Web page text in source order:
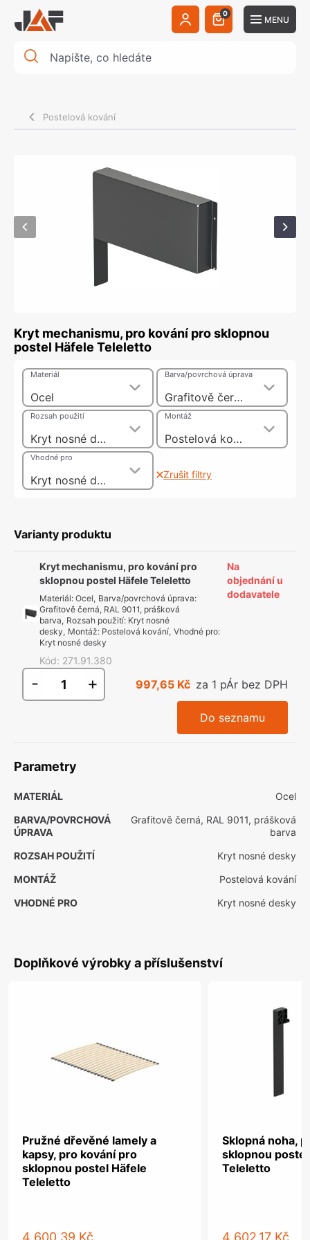
0
MENU
Postelová kování
Kryt mechanismu, pro kování pro sklopnou
postel Häfele Teleletto
Ocel
Materiál
Grafitově černá, RAL 9011, prášková barva
Barva/povrchová úprava
Kryt nosné desky
Rozsah použití
Postelová kování
Montáž
Kryt nosné desky
Vhodné pro
Zrušit filtry
Varianty produktu
Kryt mechanismu, pro kování pro
sklopnou postel Häfele Teleletto
Materiál: Ocel, Barva/povrchová úprava:
Grafitově černá, RAL 9011, prášková
barva, Rozsah použití: Kryt nosné
desky, Montáž: Postelová kování, Vhodné pro:
Kryt nosné desky
Kód: 271.91.380
Na
objednání u
dodavatele
- + 997,65 Kč za 1 pÁr bez DPH
Do seznamu
Parametry
MATERIÁL
Ocel
BARVA/POVRCHOVÁ
ÚPRAVA
Grafitově černá, RAL 9011, prášková
barva
ROZSAH POUŽITÍ
Kryt nosné desky
MONTÁŽ
Postelová kování
VHODNÉ PRO
Kryt nosné desky
Doplňkové výrobky a příslušenství
Pružné dřevěné lamely a
kapsy, pro kování pro
sklopnou postel Häfele
Teleletto
4 600,39 Kč
Sklopná noha,
sklopnou
Teleletto
4 602,17 Kč